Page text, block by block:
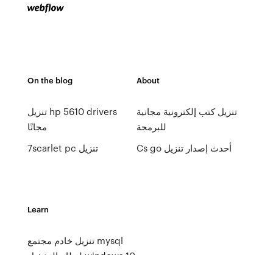
On the blog
تنزيل hp 5610 drivers
مجانًا
7scarlet pc تنزيل
About
تنزيل كتب إلكترونية مجانية
للبرمجة
Cs go أحدث إصدار تنزيل
Learn
تنزيل خادم مجتمع mysql